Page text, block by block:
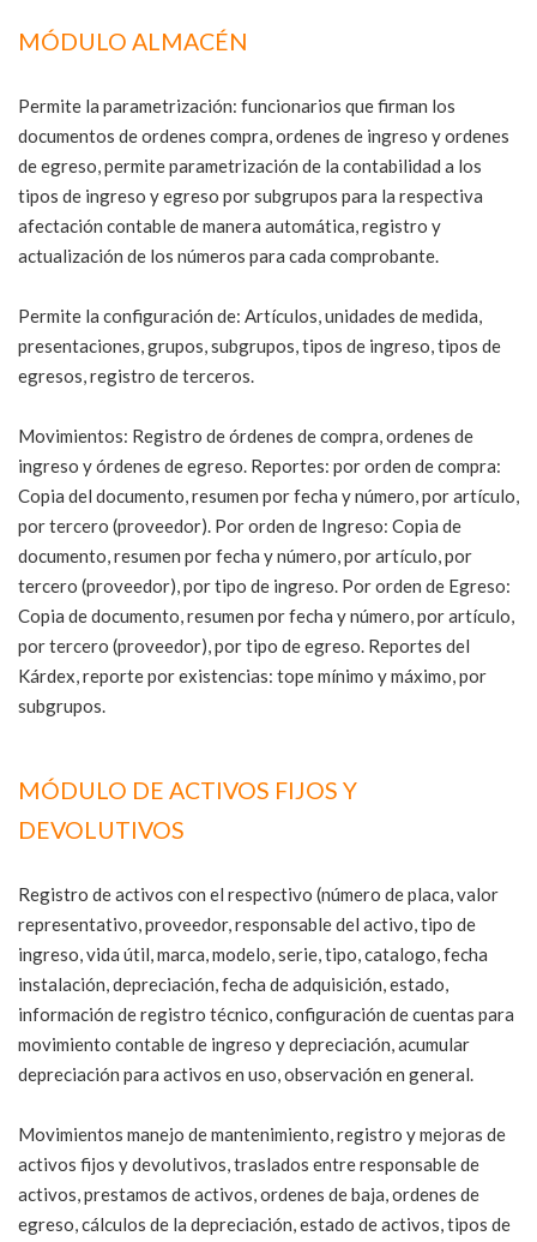
MÓDULO ALMACÉN
Permite la parametrización: funcionarios que firman los
documentos de ordenes compra, ordenes de ingreso y ordenes
de egreso, permite parametrización de la contabilidad a los
tipos de ingreso y egreso por subgrupos para la respectiva
afectación contable de manera automática, registro y
actualización de los números para cada comprobante.
Permite la configuración de: Artículos, unidades de medida,
presentaciones, grupos, subgrupos, tipos de ingreso, tipos de
egresos, registro de terceros.
Movimientos: Registro de órdenes de compra, ordenes de
ingreso y órdenes de egreso. Reportes: por orden de compra:
Copia del documento, resumen por fecha y número, por artículo,
por tercero (proveedor). Por orden de Ingreso: Copia de
documento, resumen por fecha y número, por artículo, por
tercero (proveedor), por tipo de ingreso. Por orden de Egreso:
Copia de documento, resumen por fecha y número, por artículo,
por tercero (proveedor), por tipo de egreso. Reportes del
Kárdex, reporte por existencias: tope mínimo y máximo, por
subgrupos.
MÓDULO DE ACTIVOS FIJOS Y
DEVOLUTIVOS
Registro de activos con el respectivo (número de placa, valor
representativo, proveedor, responsable del activo, tipo de
ingreso, vida útil, marca, modelo, serie, tipo, catalogo, fecha
instalación, depreciación, fecha de adquisición, estado,
información de registro técnico, configuración de cuentas para
movimiento contable de ingreso y depreciación, acumular
depreciación para activos en uso, observación en general.
Movimientos manejo de mantenimiento, registro y mejoras de
activos fijos y devolutivos, traslados entre responsable de
activos, prestamos de activos, ordenes de baja, ordenes de
egreso, cálculos de la depreciación, estado de activos, tipos de